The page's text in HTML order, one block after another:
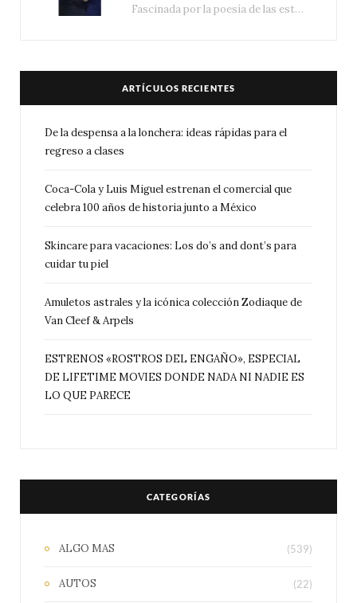
Fascinada por la poesía de las estrellas, la Maison Van Cleef & Arpels celebra la llegada de las…
ARTÍCULOS RECIENTES
De la despensa a la lonchera: ideas rápidas para el
regreso a clases
Coca-Cola y Luis Miguel estrenan el comercial que
celebra 100 años de historia junto a México
Skincare para vacaciones: Los do’s and dont’s para
cuidar tu piel
Amuletos astrales y la icónica colección Zodiaque de
Van Cleef & Arpels
ESTRENOS «ROSTROS DEL ENGAÑO», ESPECIAL
DE LIFETIME MOVIES DONDE NADA NI NADIE ES
LO QUE PARECE
CATEGORÍAS
ALGO MAS (539)
AUTOS (22)